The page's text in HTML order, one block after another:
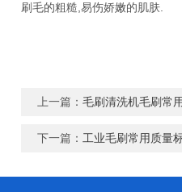
刷毛的粗糙,易伤娇嫩的肌肤.
上一篇：毛刷清洗机毛刷常
下一篇：工业毛刷常用质量